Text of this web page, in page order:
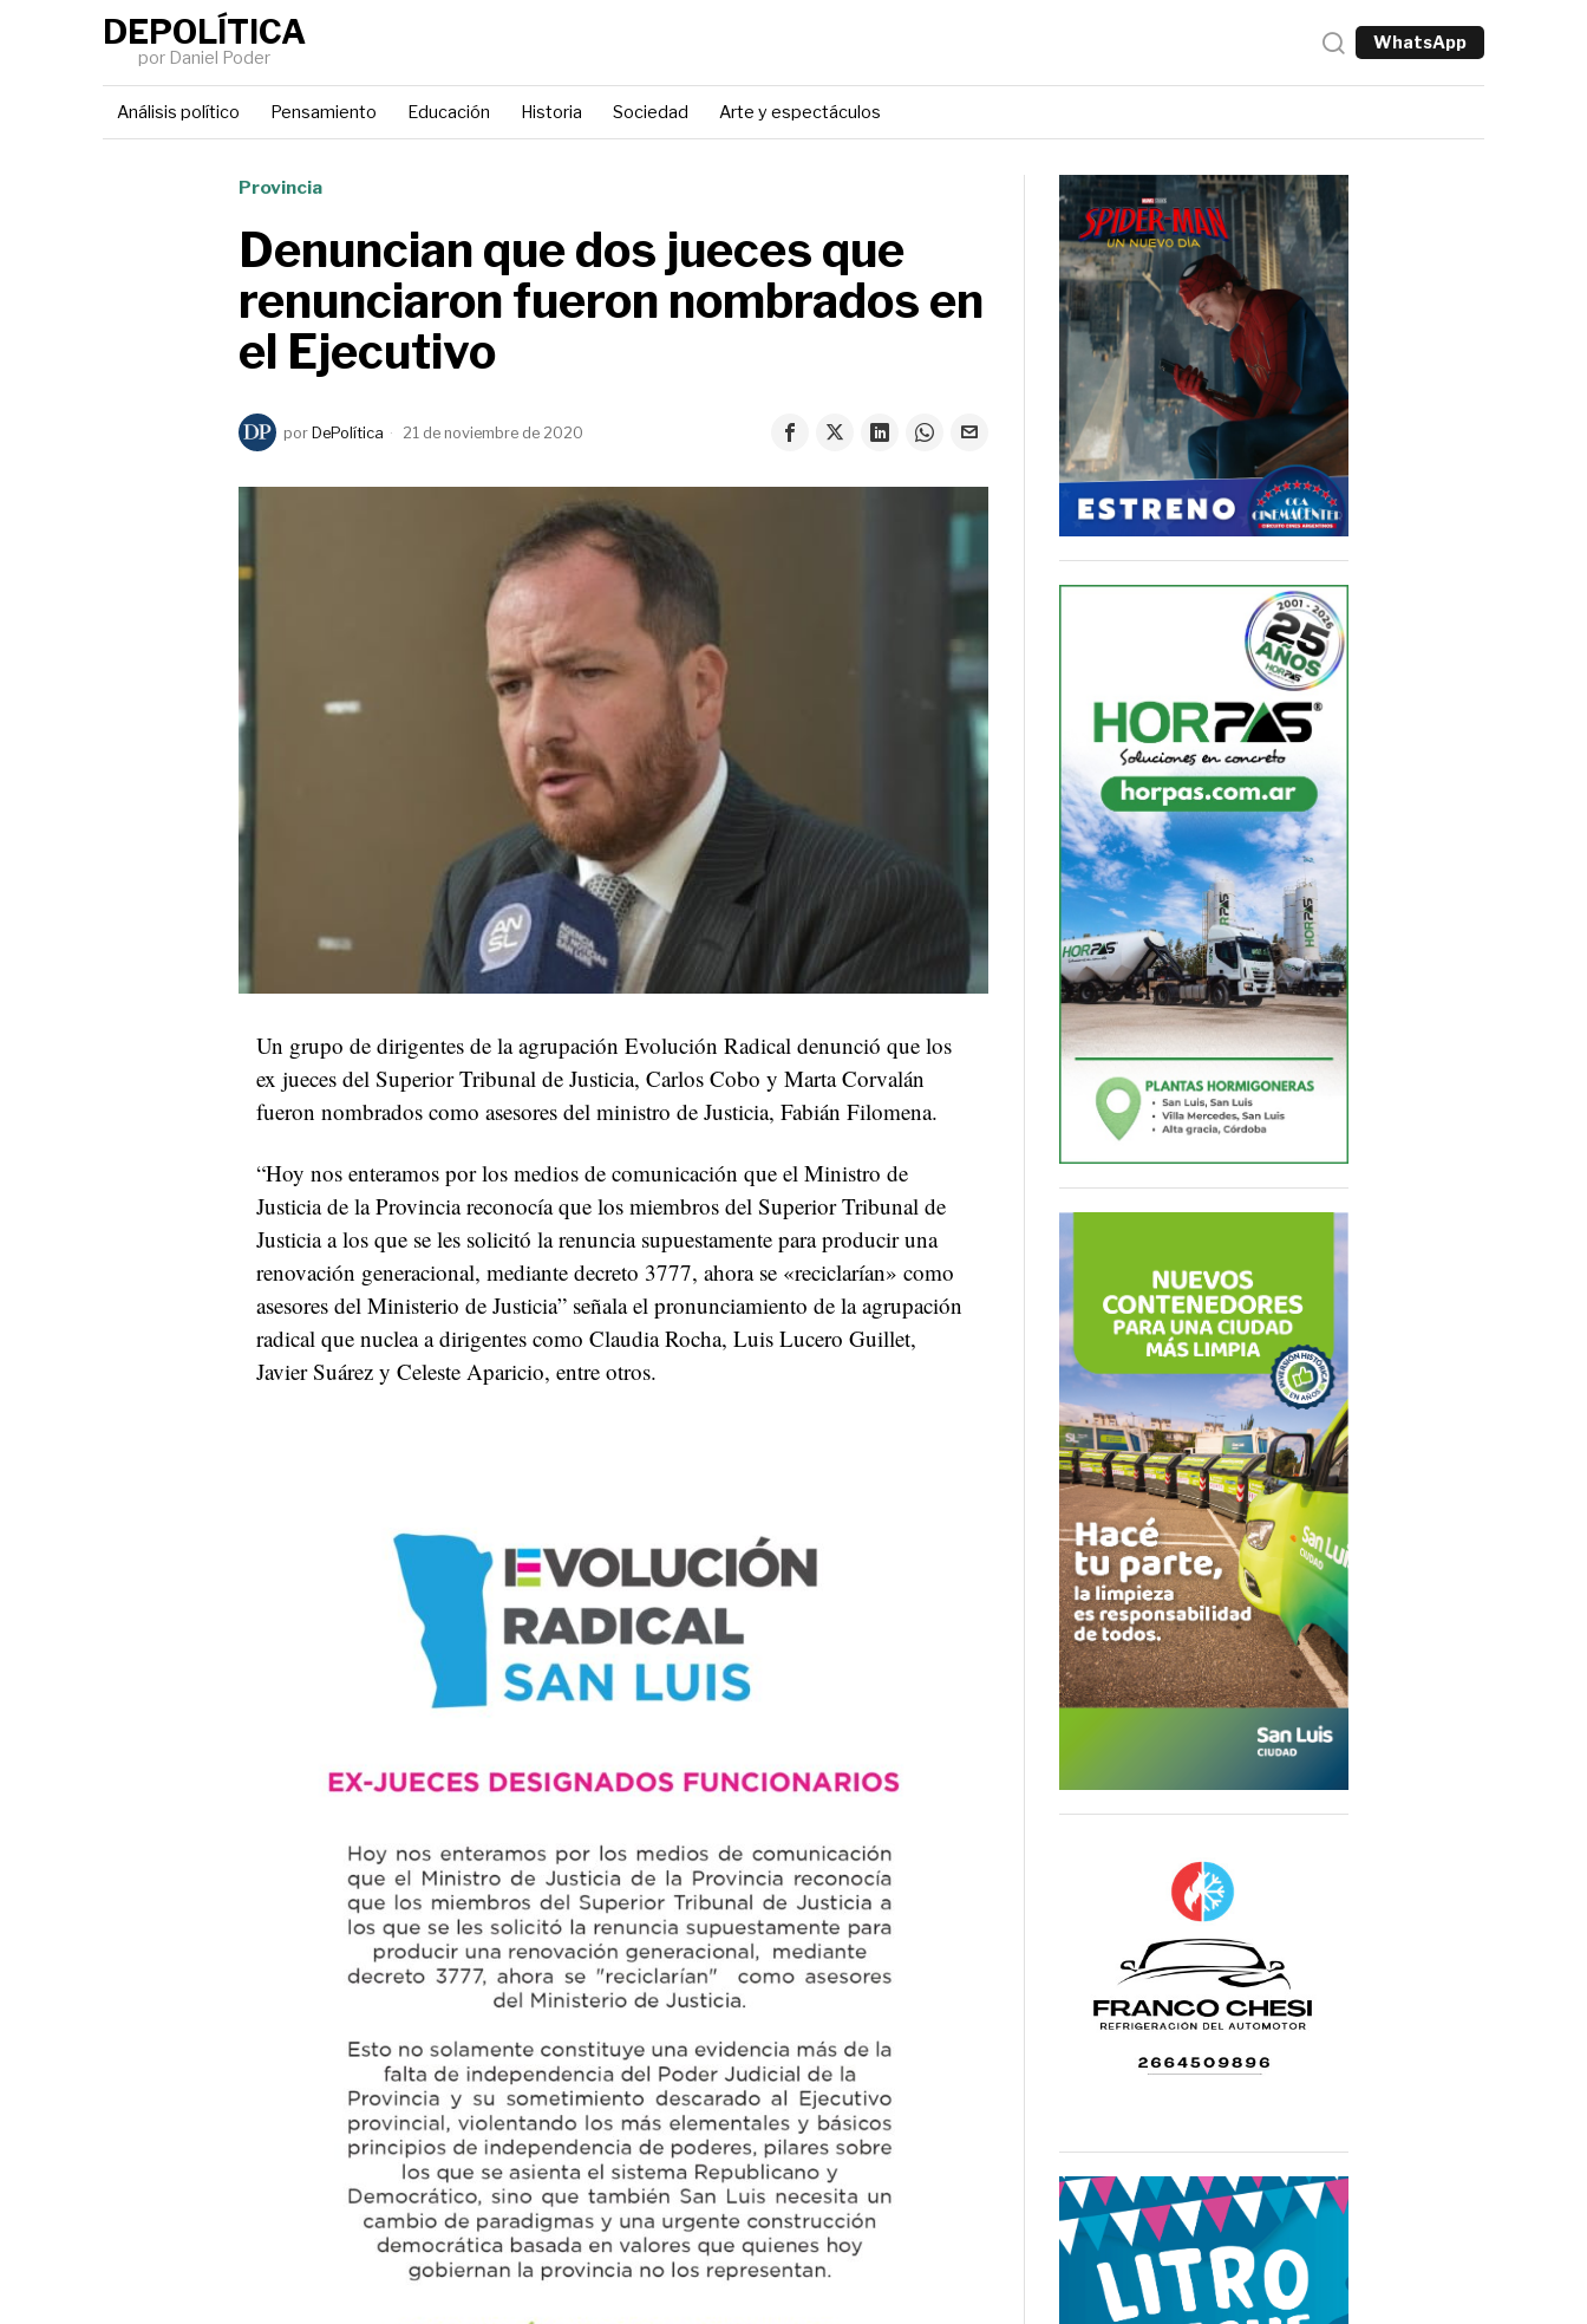
DEPOLÍTICA
por Daniel Poder
WhatsApp
Análisis político Pensamiento Educación Historia Sociedad Arte y espectáculos
Provincia
Denuncian que dos jueces que
renunciaron fueron nombrados en
el Ejecutivo
por DePolítica 21 de noviembre de 2020
Un grupo de dirigentes de la agrupación Evolución Radical denunció que los
ex jueces del Superior Tribunal de Justicia, Carlos Cobo y Marta Corvalán
fueron nombrados como asesores del ministro de Justicia, Fabián Filomena.
“Hoy nos enteramos por los medios de comunicación que el Ministro de
Justicia de la Provincia reconocía que los miembros del Superior Tribunal de
Justicia a los que se les solicitó la renuncia supuestamente para producir una
renovación generacional, mediante decreto 3777, ahora se «reciclarían» como
asesores del Ministerio de Justicia” señala el pronunciamiento de la agrupación
radical que nuclea a dirigentes como Claudia Rocha, Luis Lucero Guillet,
Javier Suárez y Celeste Aparicio, entre otros.